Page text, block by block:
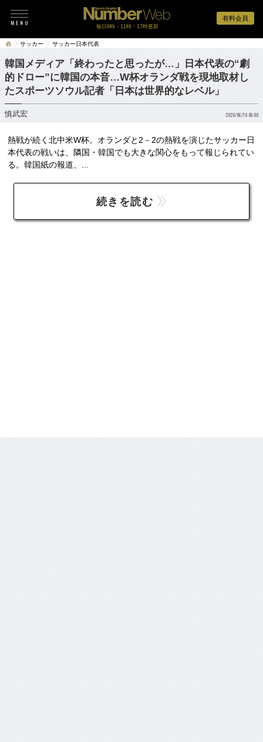
有料会員
毎日6時・11時・17時更新
サッカー サッカー日本代表
韓国メディア「終わったと思ったが…」日本代表の“劇
的ドロー”に韓国の本音…W杯オランダ戦を現地取材し
たスポーツソウル記者「日本は世界的なレベル」
慎武宏 2026/06/18 06:00
熱戦が続く北中米W杯。オランダと2－2の熱戦を演じたサッカー日
本代表の戦いは、隣国・韓国でも大きな関心をもって報じられてい
る。韓国紙の報道、...
続きを読む